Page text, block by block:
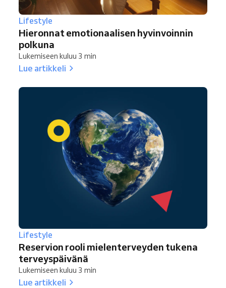
Lifestyle
Hieronnat emotionaalisen hyvinvoinnin
polkuna
Lukemiseen kuluu 3 min
Lue artikkeli
Lifestyle
Reservion rooli mielenterveyden tukena
terveyspäivänä
Lukemiseen kuluu 3 min
Lue artikkeli